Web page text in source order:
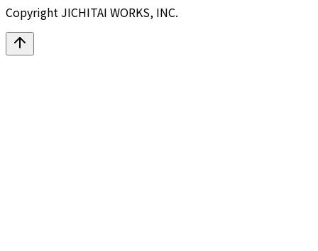
Copyright JICHITAI WORKS, INC.